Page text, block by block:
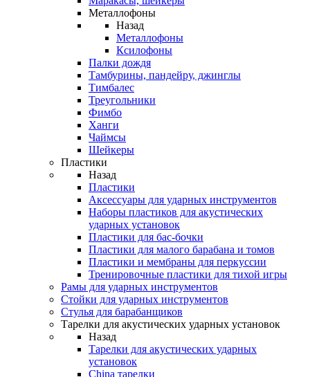
Металлофоны
Назад
Металлофоны
Ксилофоны
Палки дождя
Тамбурины, пандейру, джинглы
Тимбалес
Треугольники
Фимбо
Ханги
Чаймсы
Шейкеры
Пластики
Назад
Пластики
Аксессуары для ударных инструментов
Наборы пластиков для акустических
ударных установок
Пластики для бас-бочки
Пластики для малого барабана и томов
Пластики и мембраны для перкуссии
Тренировочные пластики для тихой игры
Рамы для ударных инструментов
Стойки для ударных инструментов
Стулья для барабанщиков
Тарелки для акустических ударных установок
Назад
Тарелки для акустических ударных
установок
China тарелки